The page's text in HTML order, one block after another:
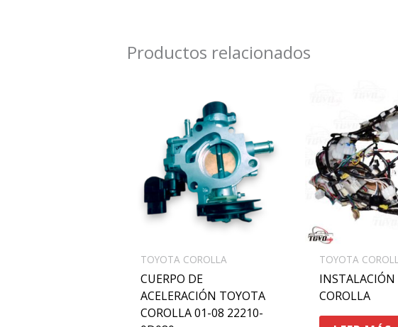
Productos relacionados
TOYOTA COROLLA
CUERPO DE
ACELERACIÓN TOYOTA
COROLLA 01-08 22210-
TOYOTA
COROLLA